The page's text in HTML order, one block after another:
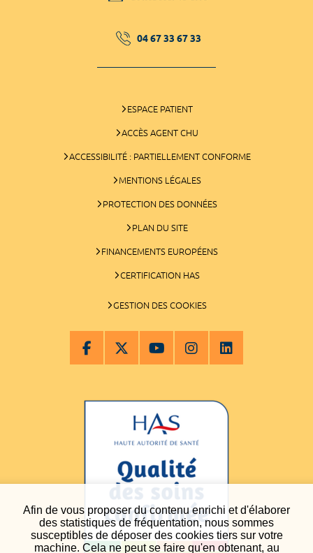
Afin de vous proposer du contenu enrichi et d'élaborer
des statistiques de fréquentation, nous sommes
susceptibles de déposer des cookies tiers sur votre
machine. Cela ne peut se faire qu'en obtenant, au
04 67 33 67 33
ESPACE PATIENT
ACCÈS AGENT CHU
ACCESSIBILITÉ : PARTIELLEMENT CONFORME
MENTIONS LÉGALES
PROTECTION DES DONNÉES
PLAN DU SITE
FINANCEMENTS EUROPÉENS
CERTIFICATION HAS
GESTION DES COOKIES